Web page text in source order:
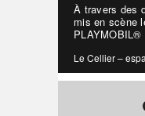
À travers des
mis en scène
PLAYMOBIL®
Le Cellier –